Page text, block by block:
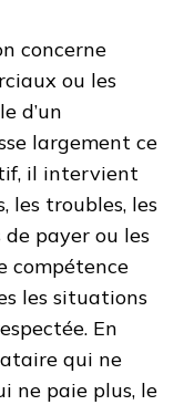
concerne
ou les
d’un
largement ce
il intervient
les troubles, les
de payer ou les
compétence
les situations
En
qui ne
ne paie plus, le